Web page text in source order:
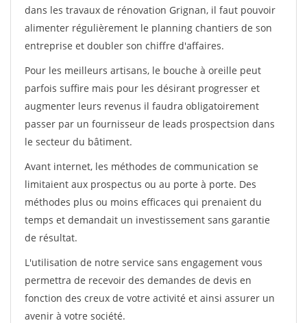
dans les travaux de rénovation Grignan, il faut pouvoir
alimenter régulièrement le planning chantiers de son
entreprise et doubler son chiffre d'affaires.
Pour les meilleurs artisans, le bouche à oreille peut
parfois suffire mais pour les désirant progresser et
augmenter leurs revenus il faudra obligatoirement
passer par un fournisseur de leads prospectsion dans
le secteur du bâtiment.
Avant internet, les méthodes de communication se
limitaient aux prospectus ou au porte à porte. Des
méthodes plus ou moins efficaces qui prenaient du
temps et demandait un investissement sans garantie
de résultat.
L'utilisation de notre service sans engagement vous
permettra de recevoir des demandes de devis en
fonction des creux de votre activité et ainsi assurer un
avenir à votre société.